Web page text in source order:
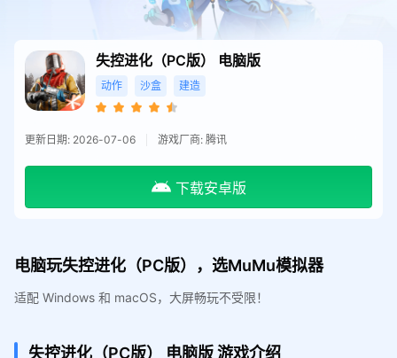
失控进化（PC版） 电脑版
动作 沙盒 建造
更新日期: 2026-07-06 游戏厂商: 腾讯
下载安卓版
电脑玩失控进化（PC版），选MuMu模拟器
适配 Windows 和 macOS，大屏畅玩不受限！
失控进化（PC版） 电脑版游戏介绍